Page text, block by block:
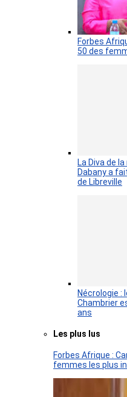
Forbes
50 des
La Diva de
Dabany a
de Libreville
Nécrologie :
Chambrier
ans
Les plus lus
Forbes Afrique :
femmes les plus